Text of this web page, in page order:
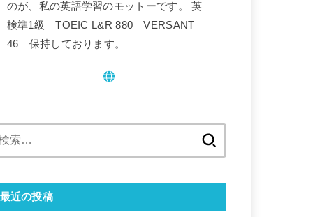
のが、私の英語学習のモットーです。 英
検準1級 TOEIC L&R 880 VERSANT
46 保持しております。
最近の投稿